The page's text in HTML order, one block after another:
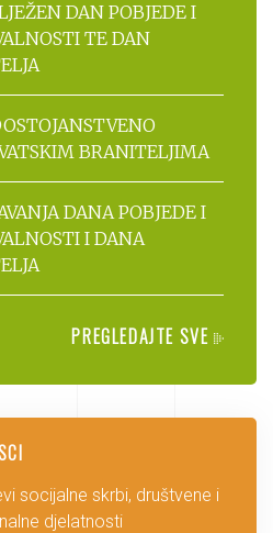
DAN POBJEDE I
TE DAN
BRANITELJIMA
DANA POBJEDE I
I DANA
PREGLEDAJTE SVE
socijalne skrbi, društvene i
djelatnosti